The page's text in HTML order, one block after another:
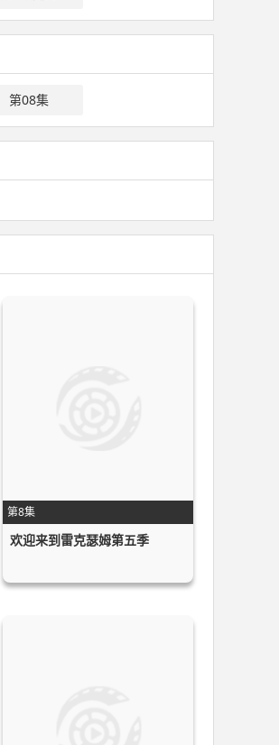
第08集
第8集
欢迎来到雷克瑟姆第五季